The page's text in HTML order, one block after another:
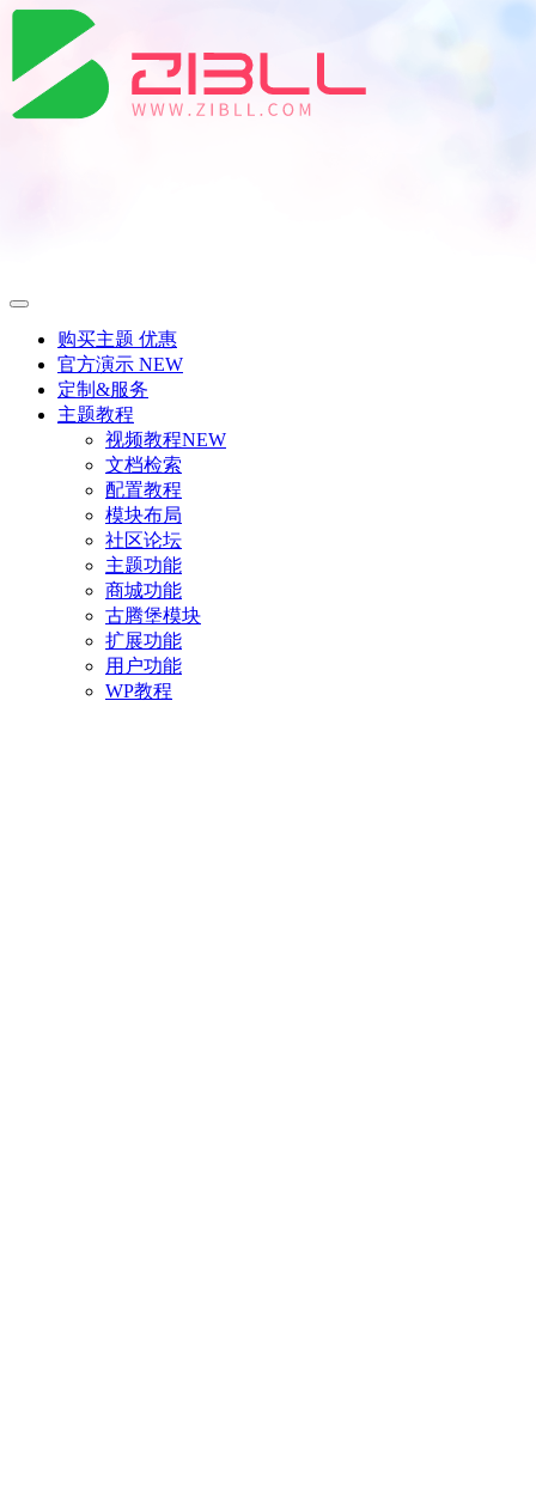
购买主题 优惠
官方演示 NEW
定制&服务
主题教程
视频教程NEW
文档检索
配置教程
模块布局
社区论坛
主题功能
商城功能
古腾堡模块
扩展功能
用户功能
WP教程